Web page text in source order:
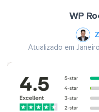
WP
Atualizado em